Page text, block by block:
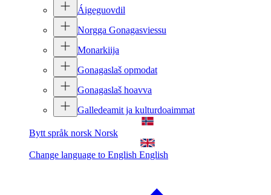
Áigeguovdil
Norgga Gonagasviessu
Monarkiija
Gonagaslaš opmodat
Gonagaslaš hoavva
Galledeamit ja kulturdoaimmat
Bytt språk norsk Norsk
Change language to English English